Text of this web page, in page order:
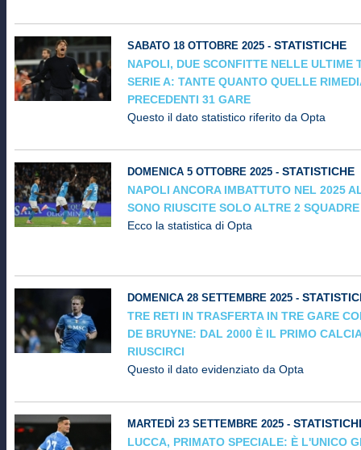
SABATO 18 OTTOBRE 2025 - STATISTICHE
NAPOLI, DUE SCONFITTE NELLE ULTIME
SERIE A: TANTE QUANTO QUELLE
PRECEDENTI 31 GARE
Questo il dato statistico riferito da Opta
DOMENICA 5 OTTOBRE 2025 - STATISTICHE
NAPOLI ANCORA IMBATTUTO NEL 2025
SONO RIUSCITE SOLO ALTRE 2
Ecco la statistica di Opta
DOMENICA 28 SETTEMBRE 2025 -
TRE RETI IN TRASFERTA IN TRE GARE
DE BRUYNE: DAL 2000 È IL PRIMO
RIUSCIRCI
Questo il dato evidenziato da Opta
MARTEDÌ 23 SETTEMBRE 2025 -
LUCCA, PRIMATO SPECIALE: È L'UNICO